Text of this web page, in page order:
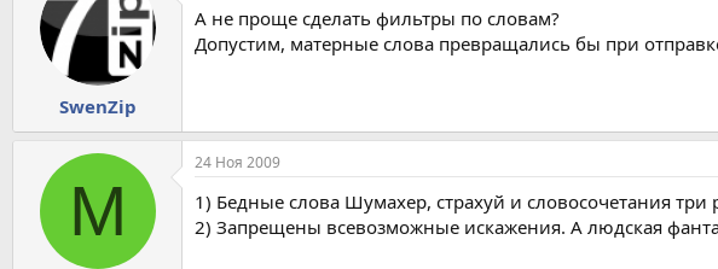
SwenZip
А не проще сделать фильтры по словам?
Допустим, матерные слова превращались бы при
М
24 Ноя 2009
1) Бедные слова Шумахер, страхуй и словосочетания три
2) Запрещены всевозможные искажения. А людская